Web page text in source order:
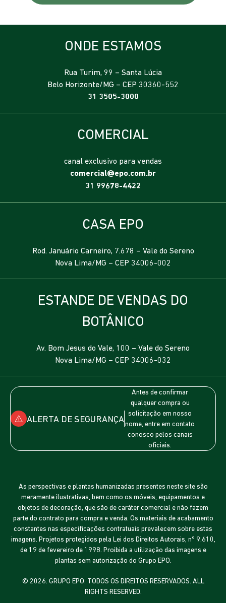
ONDE ESTAMOS
Rua Turim, 99 – Santa Lúcia
Belo Horizonte/MG – CEP 30360-552
31 3505-3000
COMERCIAL
canal exclusivo para vendas
comercial@epo.com.br
31 99678-4422
CASA EPO
Rod. Januário Carneiro, 7.678 – Vale do Sereno
Nova Lima/MG – CEP 34006-002
ESTANDE DE VENDAS DO
BOTÂNICO
Av. Bom Jesus do Vale, 100 – Vale do Sereno
Nova Lima/MG – CEP 34006-032
ALERTA DE SEGURANÇA
Antes de confirmar
qualquer compra ou
solicitação em nosso
nome, entre em contato
conosco pelos canais
oficiais.
As perspectivas e plantas humanizadas presentes neste site são
meramente ilustrativas, bem como os móveis, equipamentos e
objetos de decoração, que são de caráter comercial e não fazem
parte do contrato para compra e venda. Os materiais de acabamento
constantes nas especificações contratuais prevalecem sobre estas
imagens. Projetos protegidos pela Lei dos Direitos Autorais, nº 9.610,
de 19 de fevereiro de 1998. Proibida a utilização das imagens e
plantas sem autorização do Grupo EPO.
© 2026. GRUPO EPO. TODOS OS DIREITOS RESERVADOS. ALL
RIGHTS RESERVED.